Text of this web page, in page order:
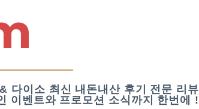
다이소 최신 내돈내산 후기 전문 리뷰
이벤트와 프로모션 소식까지 한번에 !